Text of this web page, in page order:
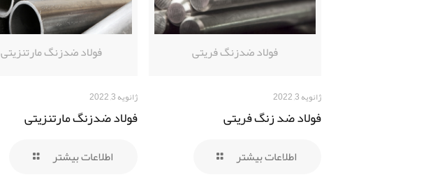
فولاد ضدزنگ فریتی
ژانویه 3, 2022
فولاد ضد زنگ فریتی
اطلاعات بیشتر
فولاد ضدزنگ مارتنزیتی
ژانویه 3, 2022
فولاد ضدزنگ مارتنزیتی
اطلاعات بیشتر